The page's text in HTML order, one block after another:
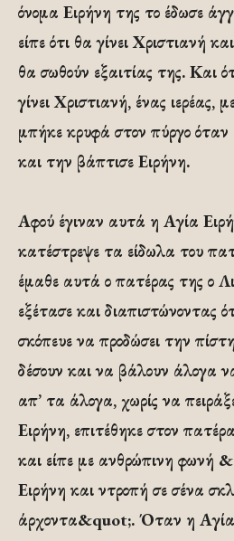
όνομα Ειρήνη της το έδωσε
είπε ότι θα γίνει Χριστιανή
θα σωθούν εξαιτίας της. Και
γίνει Χριστιανή, ένας ιερέας,
μπήκε κρυφά στον πύργο
και την βάπτισε Ειρήνη.
Αφού έγιναν αυτά η Αγία
κατέστρεψε τα είδωλα του
έμαθε αυτά ο πατέρας της ο
εξέτασε και διαπιστώνοντας
σκόπευε να προδώσει την
δέσουν και να βάλουν άλογα
απ’ τα άλογα, χωρίς να
Ειρήνη, επιτέθηκε στον
και είπε με ανθρώπινη
Ειρήνη και ντροπή σε σένα
άρχοντα&quot;. Όταν η Αγία